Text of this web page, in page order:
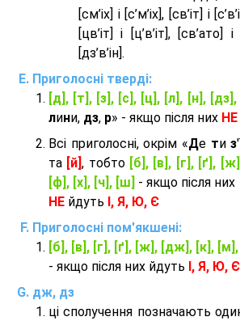
[см’іх] і [с’м’іх], [св’іт] і
[цв’іт] і [ц’в’іт], [св’ато]
[дз’в’iн].
Приголосні тверді:
[д], [т], [з], [с], [ц], [л], [н], [дз],
лини, дз, р» - якщо після них НЕ
Всі приголосні, окрім «Де тиз
та [й], тобто [б], [в], [г], [ґ],
[ф], [х], [ч], [ш] - якщо після них
НЕ йдуть І, Я, Ю, Є
Приголосні пом'якшені:
[б], [в], [г], [ґ], [ж], [дж], [к],
- якщо після них йдуть І, Я, Ю, Є
дж, дз
ці сполучення позначають